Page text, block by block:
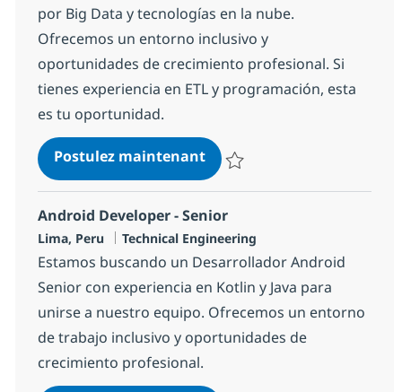
por Big Data y tecnologías en la nube.
Ofrecemos un entorno inclusivo y
oportunidades de crecimiento profesional. Si
tienes experiencia en ETL y programación, esta
es tu oportunidad.
Postulez maintenantData Engineer
Android Developer - Senior
Localisation
Lima, Peru Catégorie
Technical Engineering
Estamos buscando un Desarrollador Android
Senior con experiencia en Kotlin y Java para
unirse a nuestro equipo. Ofrecemos un entorno
de trabajo inclusivo y oportunidades de
crecimiento profesional.